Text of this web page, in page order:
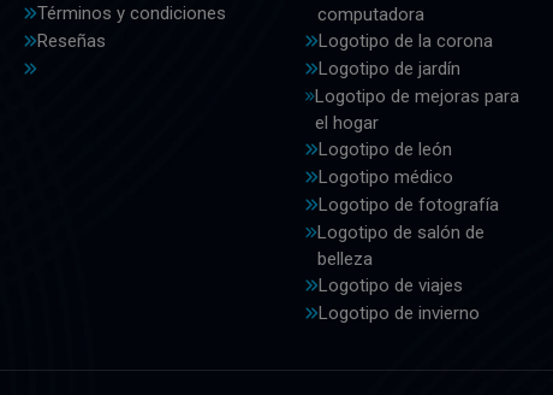
Términos y condiciones
Reseñas
computadora
Logotipo de la corona
Logotipo de jardín
Logotipo de mejoras para
el hogar
Logotipo de león
Logotipo médico
Logotipo de fotografía
Logotipo de salón de
belleza
Logotipo de viajes
Logotipo de invierno